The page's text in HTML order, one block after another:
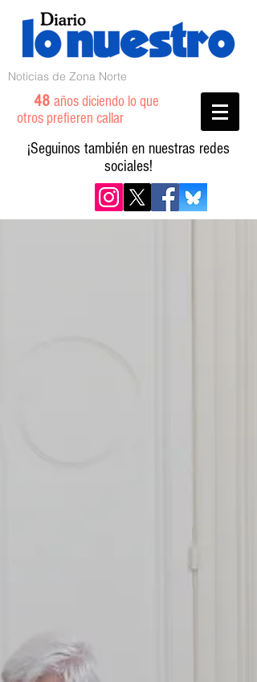
Noticias de Zona Norte
48 años diciendo lo que
otros prefieren callar
¡Seguinos también en nuestras redes
sociales!